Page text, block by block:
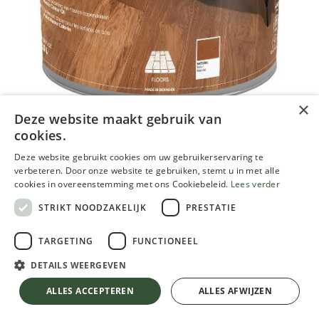
Woca huile Master blanc
39,22€
TVA comprise
×
Deze website maakt gebruik van
cookies.
Deze website gebruikt cookies om uw gebruikerservaring te
verbeteren. Door onze website te gebruiken, stemt u in met alle
cookies in overeenstemming met ons Cookiebeleid. Lees verder
STRIKT NOODZAKELIJK
PRESTATIE
TARGETING FUNCTIONEEL
DETAILS WEERGEVEN
ALLES ACCEPTEREN ALLES AFWIJZEN